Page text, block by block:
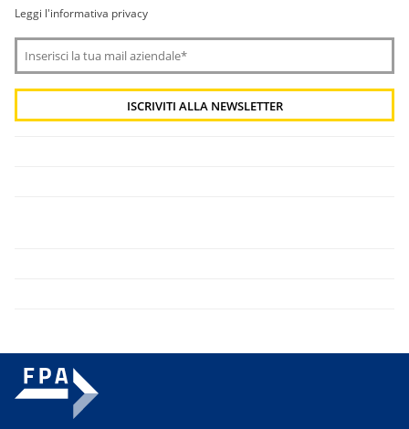
Leggi l'informativa privacy